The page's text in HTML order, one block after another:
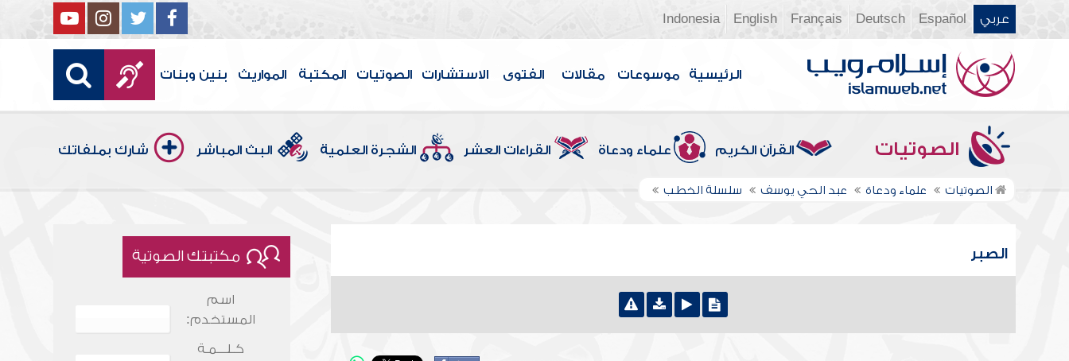
عربي Español
Deutsch
Français
English
Indonesia
الرئيسية موسوعات مقالات الفتوى الاستشارات الصوتيات المكتبة المواريث بنين وبنات
الصوتيات القرآن الكريم علماء ودعاة القراءات العشر الشجرة العلمية البث المباشر شارك بملفاتك
الصوتيات علماء ودعاة عبد الحي يوسف سلسلة الخطب
الصبر مكتبتك الصوتية
اسم
المستخدم:
كـلـــمـة